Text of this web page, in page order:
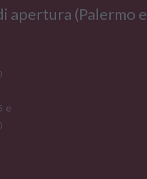
apertura (Palermo e
e